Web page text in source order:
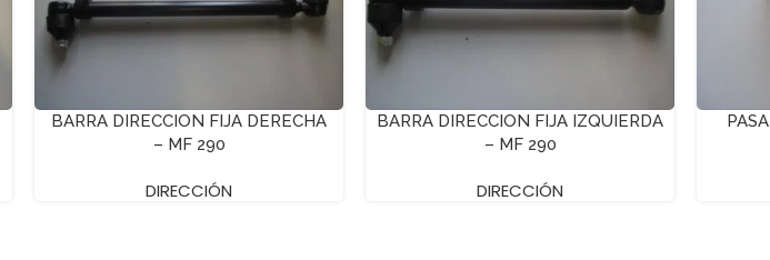
BARRA DIRECCION FIJA DERECHA
– MF 290
DIRECCIÓN
BARRA DIRECCION FIJA IZQUIERDA
– MF 290
DIRECCIÓN